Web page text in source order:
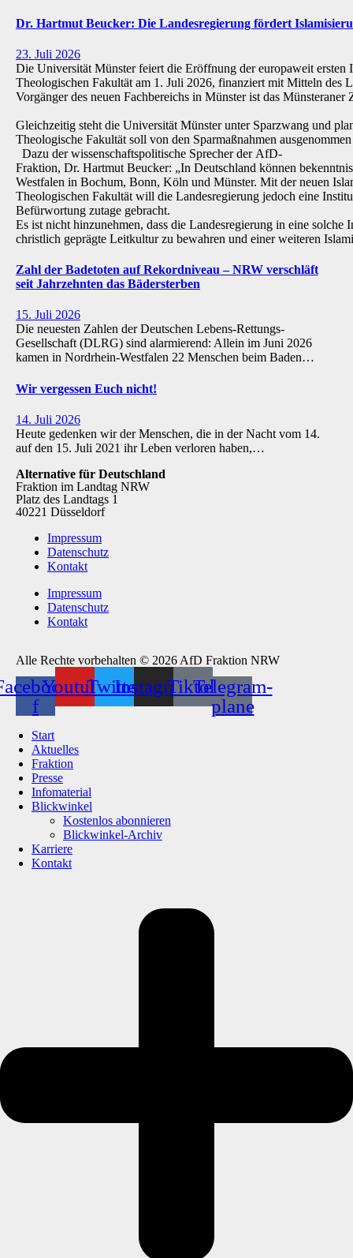
Dr. Hartmut Beucker: Die Landesregierung fördert
23. Juli 2026
Die Universität Münster feiert die Eröffnung der europaweit ersten
Theologischen Fakultät am 1. Juli 2026, finanziert mit Mitteln des
Vorgänger des neuen Fachbereichs in Münster ist das
Gleichzeitig steht die Universität Münster unter Sparzwang und
Theologische Fakultät soll von den Sparmaßnahmen
Dazu der wissenschaftspolitische Sprecher der AfD-
Fraktion, Dr. Hartmut Beucker: „In Deutschland können
Westfalen in Bochum, Bonn, Köln und Münster. Mit der neuen
Theologischen Fakultät will die Landesregierung jedoch eine
Befürwortung zutage gebracht.
Es ist nicht hinzunehmen, dass die Landesregierung in eine
christlich geprägte Leitkultur zu bewahren und einer weiteren
Zahl der Badetoten auf Rekordniveau – NRW verschläft
seit Jahrzehnten das Bädersterben
15. Juli 2026
Die neuesten Zahlen der Deutschen Lebens-Rettungs-
Gesellschaft (DLRG) sind alarmierend: Allein im Juni 2026
kamen in Nordrhein-Westfalen 22 Menschen beim Baden…
Wir vergessen Euch nicht!
14. Juli 2026
Heute gedenken wir der Menschen, die in der Nacht vom 14.
auf den 15. Juli 2021 ihr Leben verloren haben,…
Alternative für Deutschland
Fraktion im Landtag NRW
Platz des Landtags 1
40221 Düsseldorf
Impressum
Datenschutz
Kontakt
Impressum
Datenschutz
Kontakt
Alle Rechte vorbehalten © 2026 AfD Fraktion NRW
f
YoutubeTwitterInstagramTiktokTelegram-
plane
Start
Aktuelles
Fraktion
Presse
Infomaterial
Blickwinkel
Kostenlos abonnieren
Blickwinkel-Archiv
Karriere
Kontakt